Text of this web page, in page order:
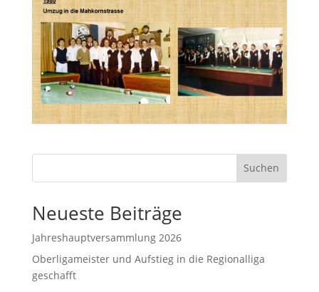
Suchen
Neueste Beiträge
Jahreshauptversammlung 2026
Oberligameister und Aufstieg in die Regionalliga
geschafft